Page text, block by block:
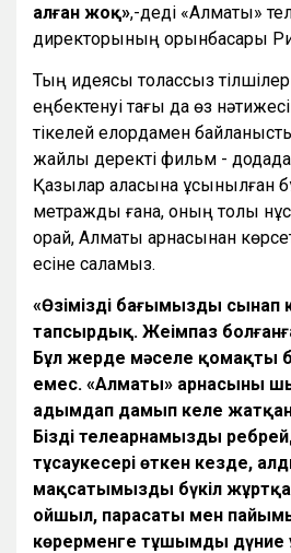
алған жоқ»,-деді «Алматы»
директорының орынбасары
Тың идеясы толассыз
еңбектенуі тағы да өз
тікелей елордамен
жайлы деректі фильм -
Қазылар алқасына ұсынылған
метражды ғана, оның толық
орай, Алматы арнасынан
есіне саламыз.
«Өзіміздің бағымызды сынап
тапсырдық. Жеңімпаз
Бұл жерде мәселе қомақты
емес. «Алматы» арнасының
адымдап дамып келе
Біздің телеарнамыздың
тұсаукесері өткен кезде,
мақсатымызды бүкіл жұртқа
ойшыл, парасаты мен
көрерменге тұшымды дүние